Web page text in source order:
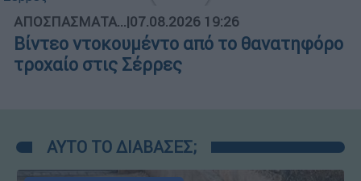
ΑΠΟΣΠΑΣΜΑΤΑ...|07.08.2026 19:26
Βίντεο ντοκουμέντο από το θανατηφόρο
τροχαίο στις Σέρρες
ΑΥΤΟ ΤΟ ΔΙΑΒΑΣΕΣ;